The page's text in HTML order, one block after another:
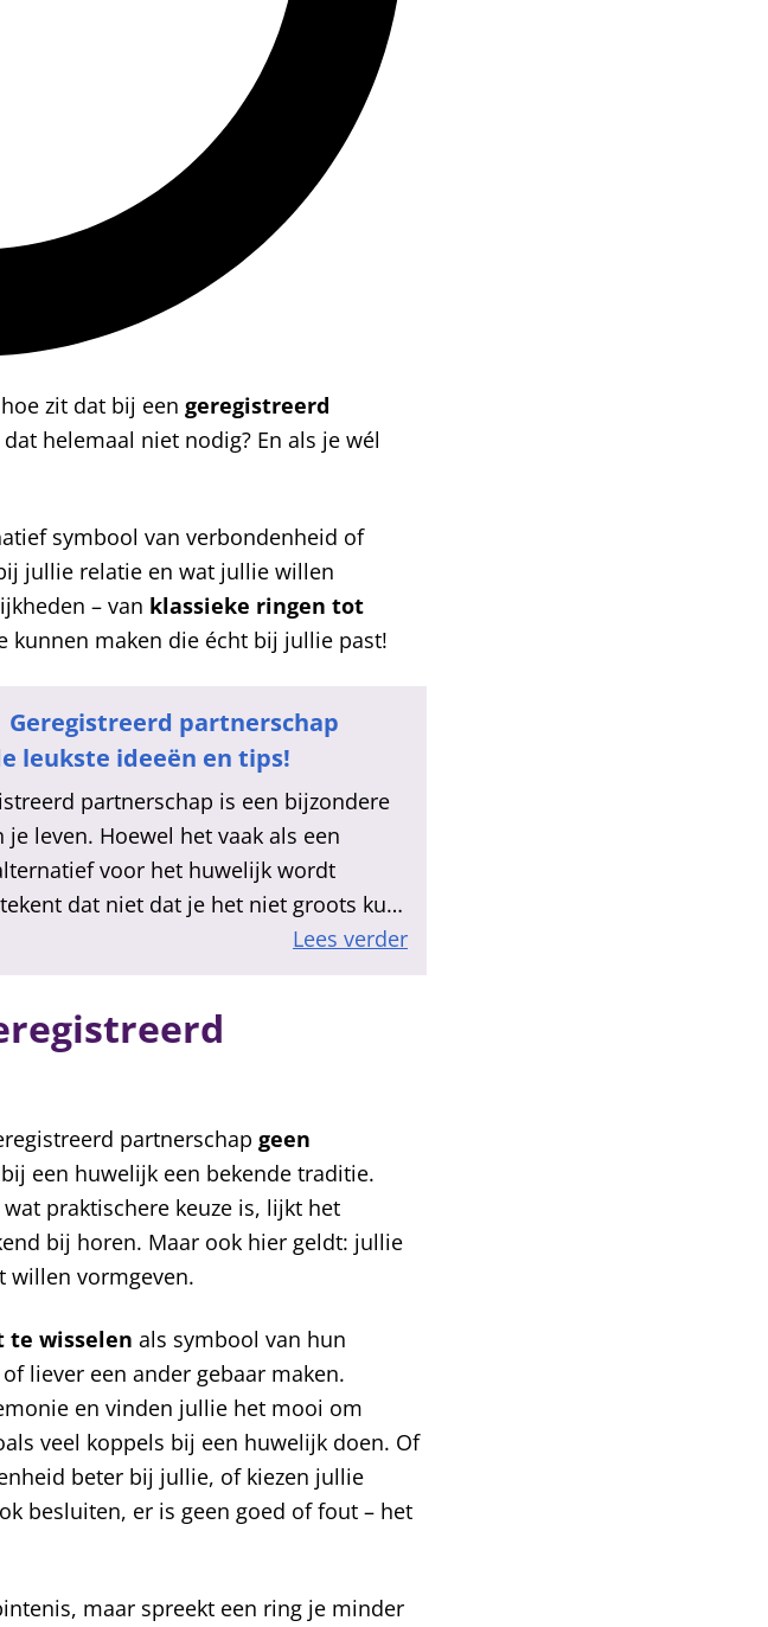
zit dat bij een geregistreerd
helemaal niet nodig? En als je wél
symbool van verbondenheid of
jullie relatie en wat jullie willen
– van klassieke ringen tot
kunnen maken die écht bij jullie past!
Geregistreerd partnerschap
leukste ideeën en tips!
partnerschap is een bijzondere
leven. Hoewel het vaak als een
voor het huwelijk wordt
dat niet dat je het niet groots kunt
hoe pak…
Lees verder
partnerschap geen
een huwelijk een bekende traditie.
praktischere keuze is, lijkt het
bij horen. Maar ook hier geldt: jullie
willen vormgeven.
te wisselen als symbool van hun
liever een ander gebaar maken.
en vinden jullie het mooi om
veel koppels bij een huwelijk doen. Of
beter bij jullie, of kiezen jullie
besluiten, er is geen goed of fout – het
maar spreekt een ring je minder